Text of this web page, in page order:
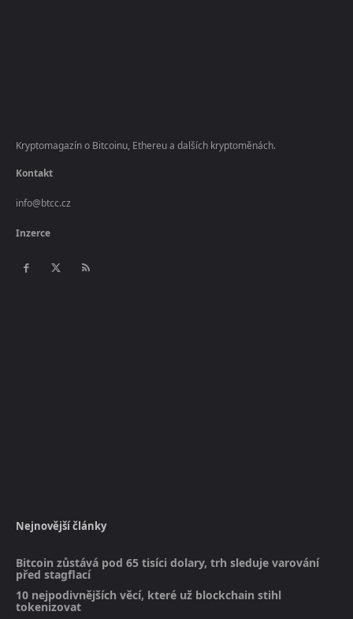
Kryptomagazín o Bitcoinu, Ethereu a dalších kryptoměnách.
Kontakt
info@btcc.cz
Inzerce
Nejnovější články
Bitcoin zůstává pod 65 tisíci dolary, trh sleduje varování
před stagflací
10 nejpodivnějších věcí, které už blockchain stihl
tokenizovat